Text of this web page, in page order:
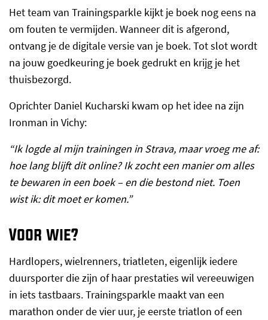
Het team van Trainingsparkle kijkt je boek nog eens na
om fouten te vermijden. Wanneer dit is afgerond,
ontvang je de digitale versie van je boek. Tot slot wordt
na jouw goedkeuring je boek gedrukt en krijg je het
thuisbezorgd.
Oprichter Daniel Kucharski kwam op het idee na zijn
Ironman in Vichy:
“Ik logde al mijn trainingen in Strava, maar vroeg me af:
hoe lang blijft dit online? Ik zocht een manier om alles
te bewaren in een boek – en die bestond niet. Toen
wist ik: dit moet er komen.”
Voor wie?
Hardlopers, wielrenners, triatleten, eigenlijk iedere
duursporter die zijn of haar prestaties wil vereeuwigen
in iets tastbaars. Trainingsparkle maakt van een
marathon onder de vier uur, je eerste triatlon of een